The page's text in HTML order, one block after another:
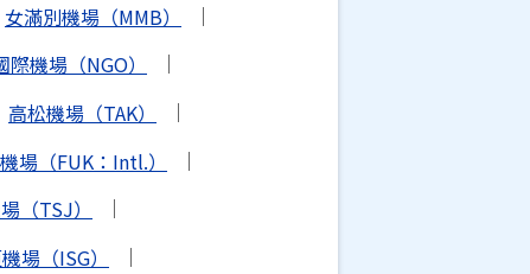
女滿別機場（MMB）
際機場（NGO）
高松機場（TAK）
場（FUK：Intl.）
（TSJ）
場（ISG）